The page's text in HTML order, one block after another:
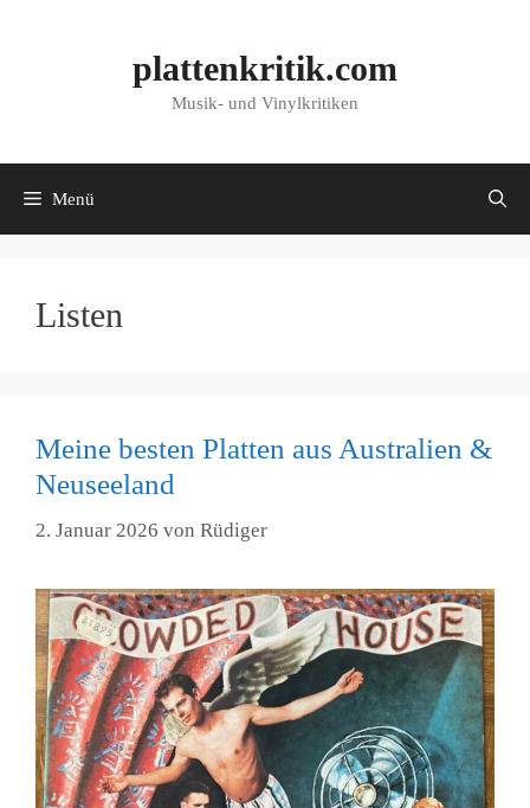
plattenkritik.com
Musik- und Vinylkritiken
Menü
Listen
Meine besten Platten aus Australien &
Neuseeland
2. Januar 2026 von Rüdiger